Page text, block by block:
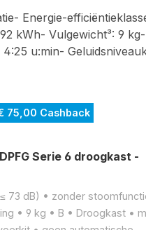
Energie-
kWh- Vulgewicht³: 9 kg-
4:25 u:min-
75,00 Cashback
Serie 6 droogkast -
73 dB) • zonder
• 9 kg • B • Droogkast •